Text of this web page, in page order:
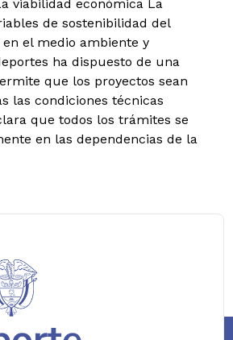
viabilidad económica La
de sostenibilidad del
el medio ambiente y
ha dispuesto de una
que los proyectos sean
las condiciones técnicas
que todos los trámites se
en las dependencias de la